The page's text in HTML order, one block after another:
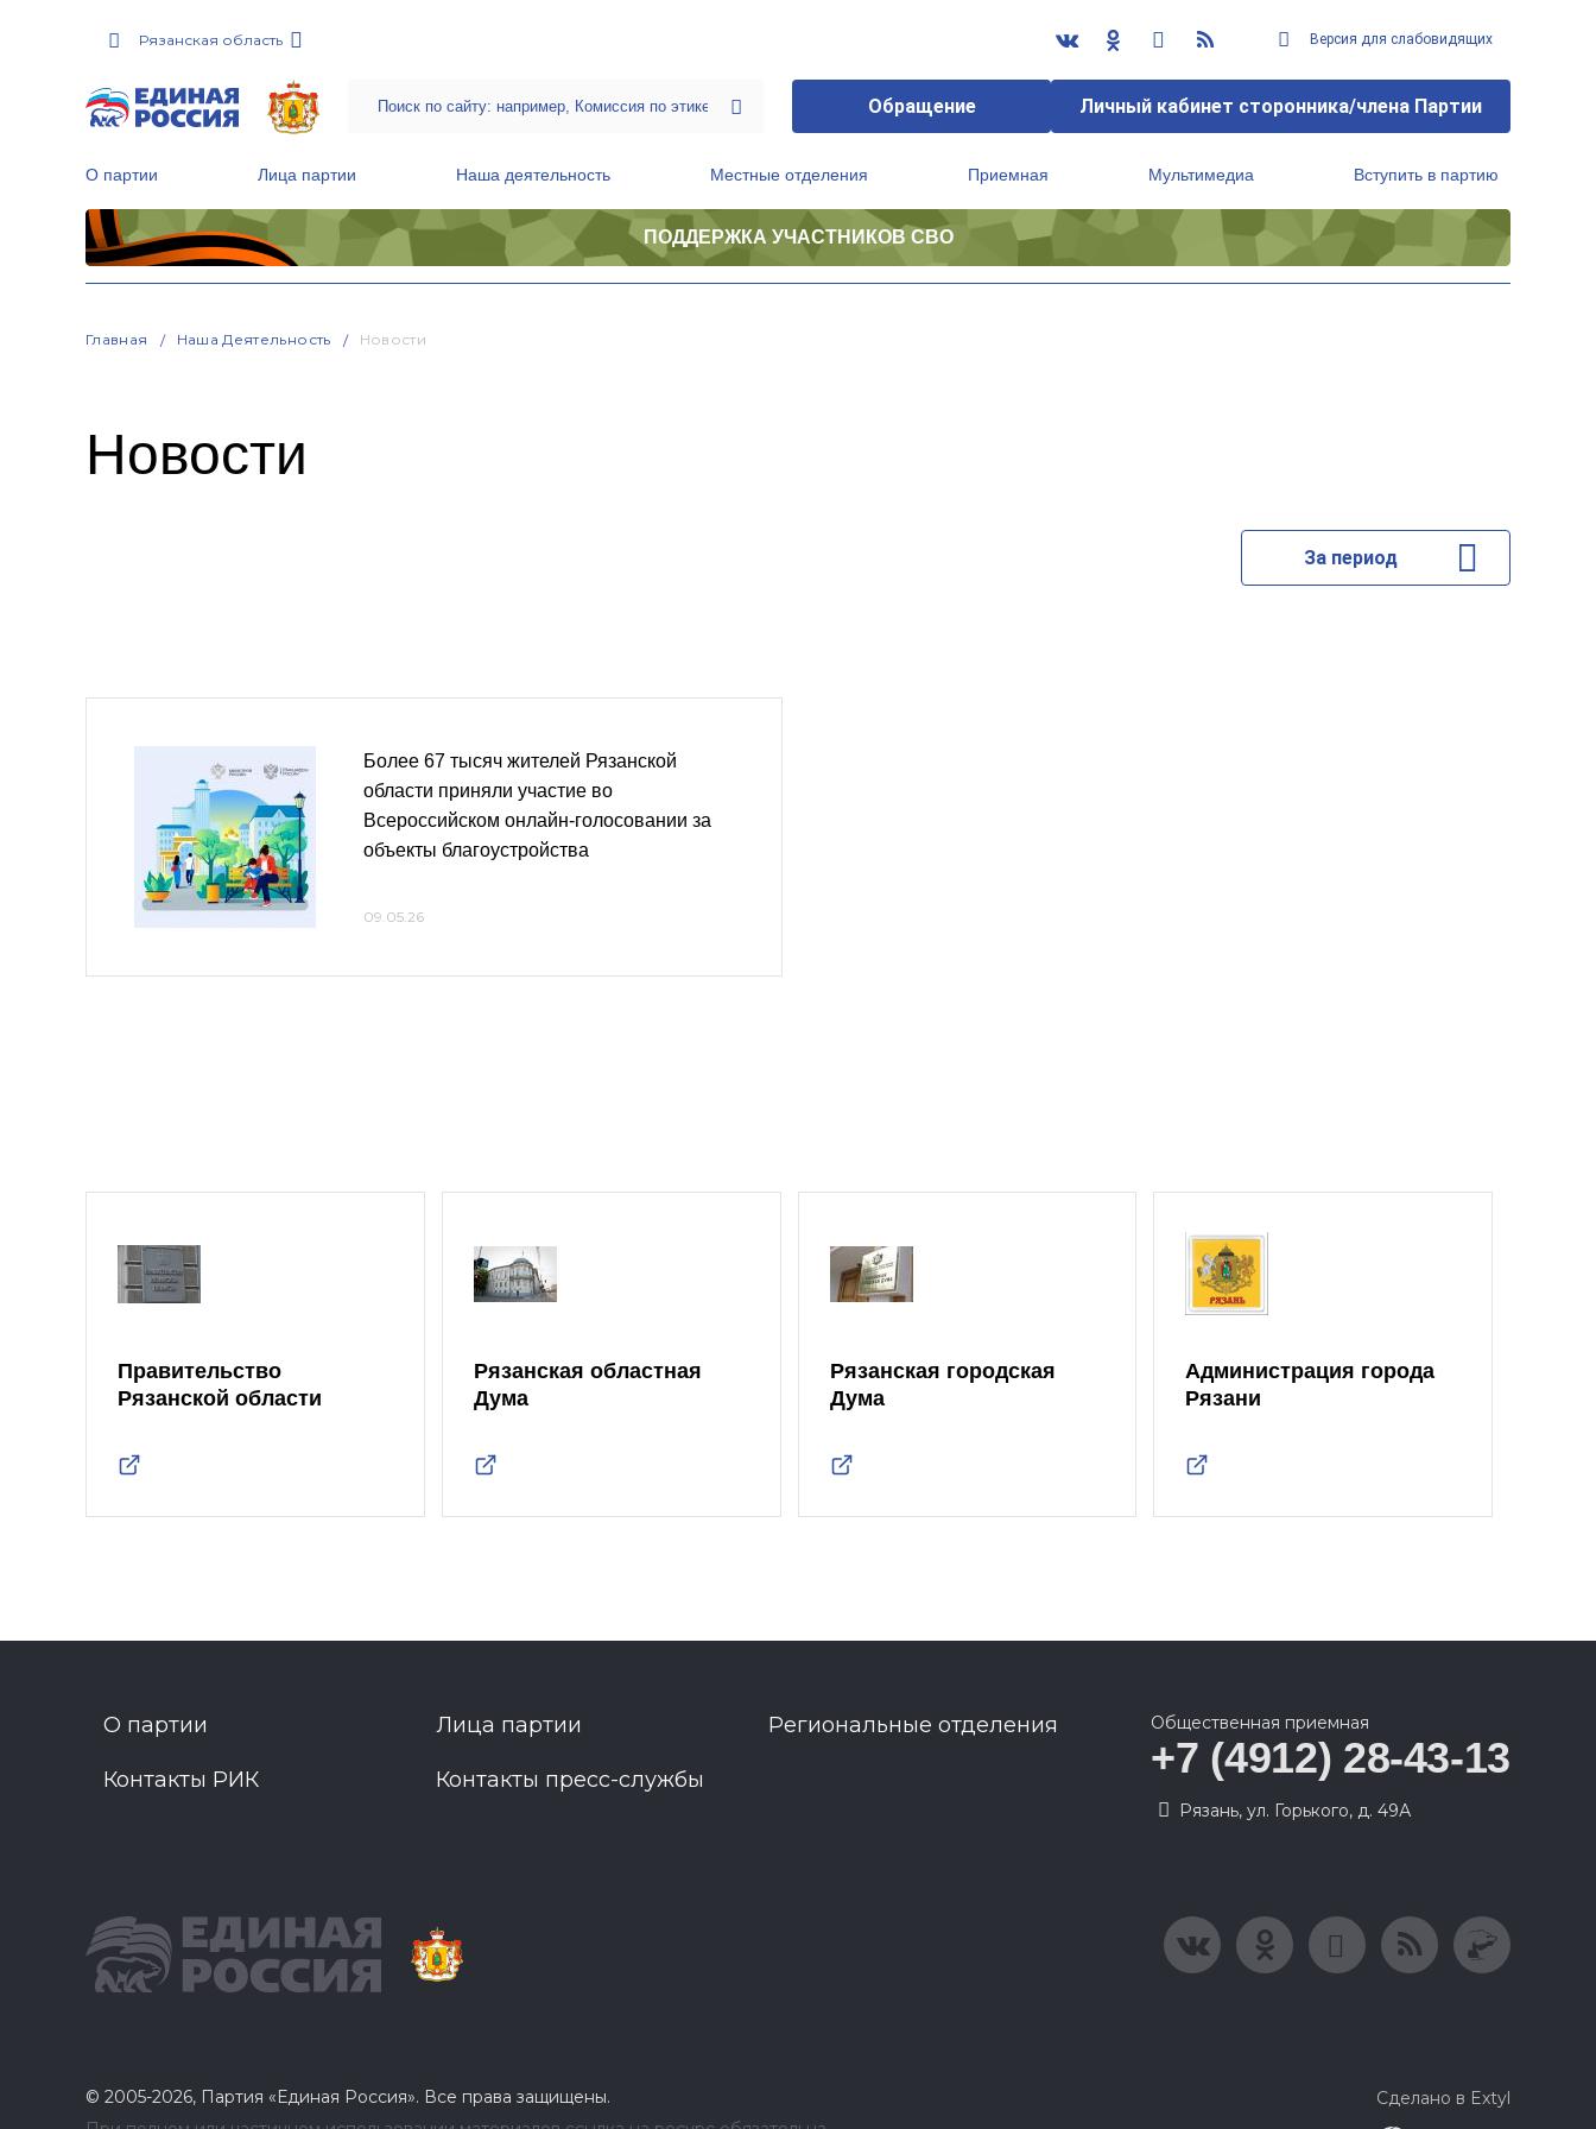
Рязанская область Версия для слабовидящих
Обращение Личный кабинет сторонника/члена Партии
О партии Лица партии Наша деятельность Местные отделения Приемная Мультимедиа Вступить в партию
ПОДДЕРЖКА УЧАСТНИКОВ СВО
Главная Наша Деятельность Новости
Новости
За период
Более 67 тысяч жителей Рязанской
области приняли участие во
Всероссийском онлайн-голосовании за
объекты благоустройства
09.05.26
Правительство
Рязанской области
Рязанская областная
Дума
Рязанская городская
Дума
Администрация города
Рязани
О партии Лица партии Региональные отделения
Контакты РИК Контакты пресс-службы
Общественная приемная
+7 (4912) 28-43-13
Рязань, ул. Горького, д. 49А
© 2005-2026, Партия «Единая Россия». Все права защищены.
Сделано в Extyl